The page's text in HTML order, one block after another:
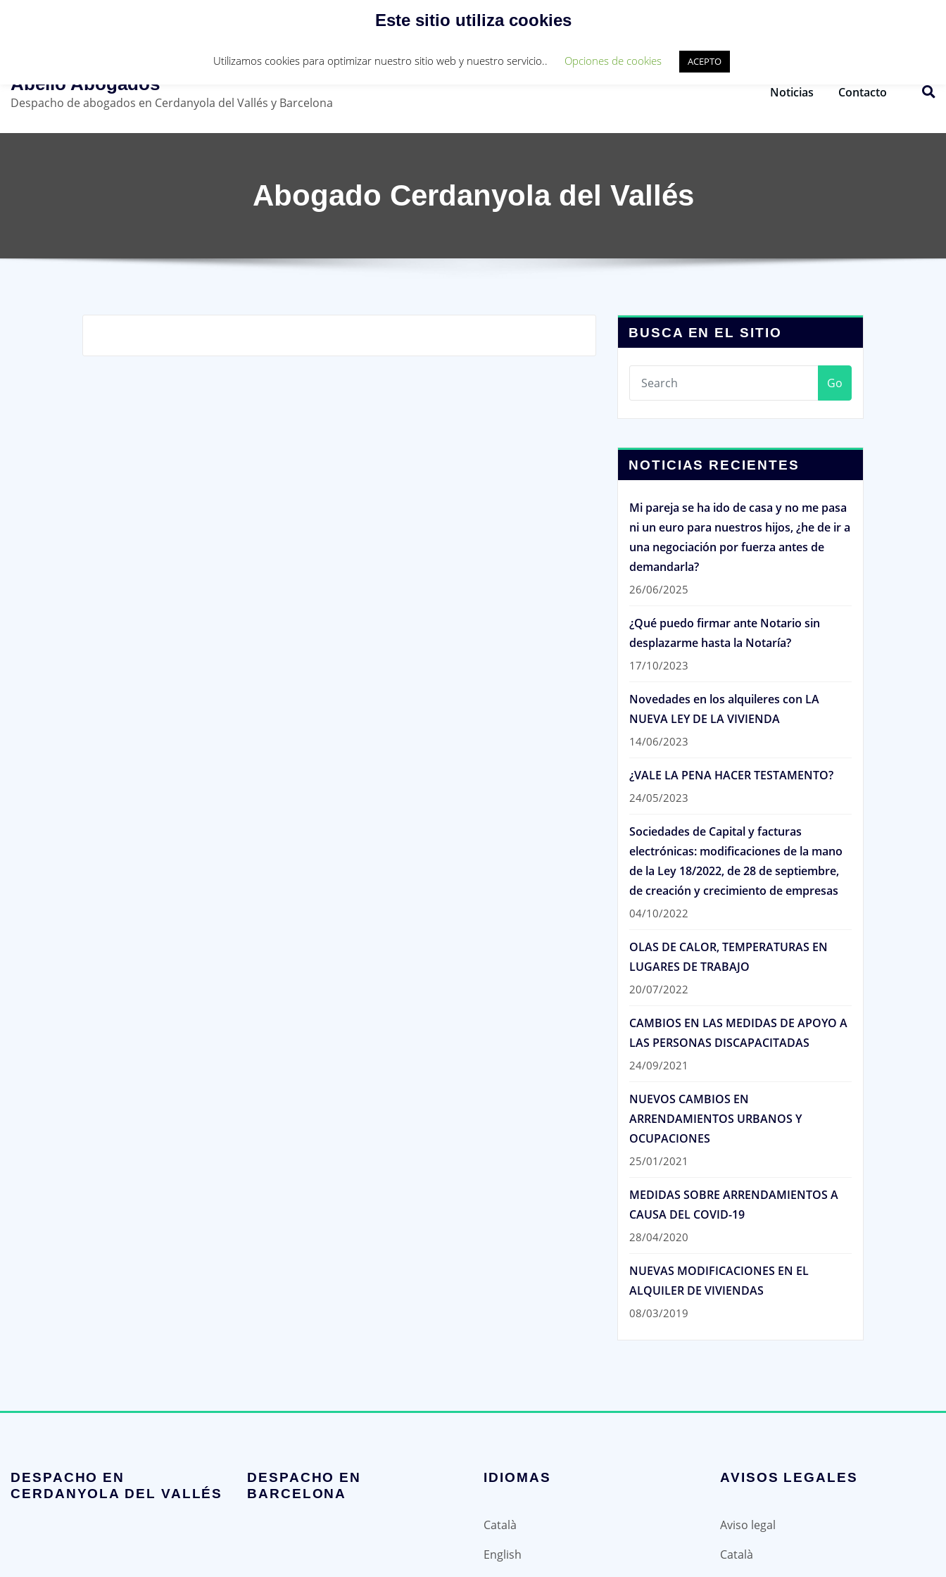
Abelló Abogados
Despacho de abogados en Cerdanyola del Vallés y Barcelona
Noticias Contacto
Abogado Cerdanyola del Vallés
BUSCA EN EL SITIO
Go
NOTICIAS RECIENTES
Mi pareja se ha ido de casa y no me pasa
ni un euro para nuestros hijos, ¿he de ir a
una negociación por fuerza antes de
demandarla?
26/06/2025
¿Qué puedo firmar ante Notario sin
desplazarme hasta la Notaría?
17/10/2023
Novedades en los alquileres con LA
NUEVA LEY DE LA VIVIENDA
14/06/2023
¿VALE LA PENA HACER TESTAMENTO?
24/05/2023
Sociedades de Capital y facturas
electrónicas: modificaciones de la mano
de la Ley 18/2022, de 28 de septiembre,
de creación y crecimiento de empresas
04/10/2022
OLAS DE CALOR, TEMPERATURAS EN
LUGARES DE TRABAJO
20/07/2022
CAMBIOS EN LAS MEDIDAS DE APOYO A
LAS PERSONAS DISCAPACITADAS
24/09/2021
NUEVOS CAMBIOS EN
ARRENDAMIENTOS URBANOS Y
OCUPACIONES
25/01/2021
MEDIDAS SOBRE ARRENDAMIENTOS A
CAUSA DEL COVID-19
28/04/2020
NUEVAS MODIFICACIONES EN EL
ALQUILER DE VIVIENDAS
08/03/2019
DESPACHO EN
CERDANYOLA DEL VALLÉS
DESPACHO EN
BARCELONA
IDIOMAS
Català
English
AVISOS LEGALES
Aviso legal
Català
Este sitio utiliza cookies
Utilizamos cookies para optimizar nuestro sitio web y nuestro servicio.. Opciones de cookies ACEPTO